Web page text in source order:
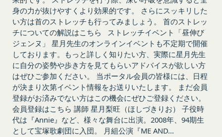
身の力が抜けやすくより効果的です。 さらにスッキリした
い方は首のストレッチも行ってみましょう。 首のストレッ
チについての解説はこちら ストレッチイベント「昼伸び
ジェンヌ」 星月先生のオンラインイベントも不定期で開催
しております。もっと詳しく知りたい方、実際に星月先生
に自分の姿勢や歩き方を見てもらいアドバイスが欲しい方
はぜひご参加ください。 当ポータル会員の皆様には、日程
が決まり次第イベント情報をお送りいたします。 まだ会員
登録がお済みでない方はこの機会にぜひご登録ください。
会員登録はこちら 講師 星月梨旺（ほしづきりお） 子役時
代は『Annie』など、様々な舞台に出演。2008年、94期生
として宝塚歌劇団に入団。 月組公演『ME AND...
お客様から直接取得する情報
当社は、お客様が当社のサービスの登録手続を行う
場合、以下の情報（以下「お客様情報」といいま
す。）をご提供いただく場合があります。
氏名、生年月日、性別、職業等プロフィールに関す
る情報
メールアドレス、電話番号、住所等連絡先に関する
情報
アカウントへのアクセス者の本人確認に必要なパス
ワード等のその他の情報
入力フォームその他当社が定める方法を通じてお客
当該各号に定めるところによるものとします。
「本サービス」
当社が提供するコミュニティポータルサイト及び連
携により利用できるすべてのサービスをいいます。
「契約者」
本利用規約に基づく利用契約を当社と締結している
方をいいます。
「利用者」
本利用規約に基づき、契約者が本サービスの利用を
認めた特定の法人、団体、個人の第三者をいいま
す。なお、利用者は契約者の事業のために本サービ
Amazonギフト券の利用方法に関しましては、Amazon の
カスタマーサポート(0120-999-373 / 24時間対応) までお
問い合わせください。Amazonギフト券細則については、
こちら
をご確認ください。
閉じる